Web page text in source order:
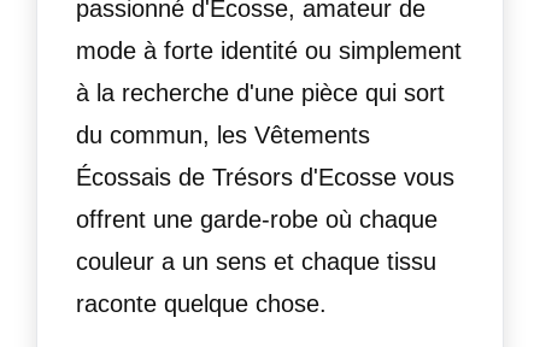
passionné d'Écosse, amateur de
mode à forte identité ou simplement
à la recherche d'une pièce qui sort
du commun, les Vêtements
Écossais de Trésors d'Ecosse vous
offrent une garde-robe où chaque
couleur a un sens et chaque tissu
raconte quelque chose.